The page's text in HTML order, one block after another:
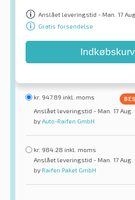
Anslået leveringstid - Man. 17
Gratis forsendelse
Indkøbskurv
kr. 947.89 inkl. moms
Anslået leveringstid - Man. 17 Aug.
by Auto-Raifen GmbH
kr. 984.28 inkl. moms
Anslået leveringstid - Man. 17 Aug.
by Raifen Paket GmbH